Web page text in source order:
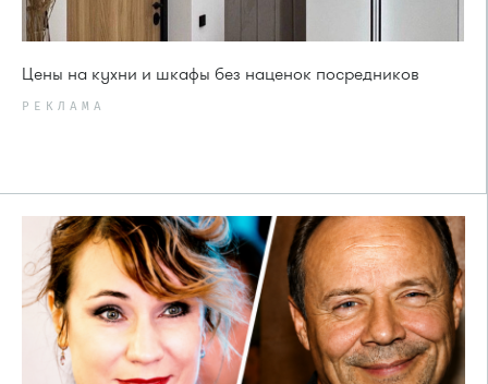
Цены на кухни и шкафы без наценок посредников
РЕКЛАМА